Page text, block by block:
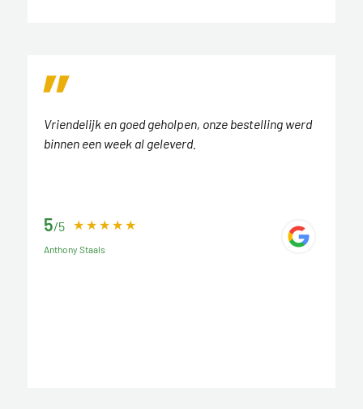
Vriendelijk en goed geholpen, onze bestelling werd
binnen een week al geleverd.
5/5
Anthony Staals